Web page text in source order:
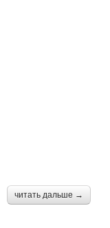
читать дальше →